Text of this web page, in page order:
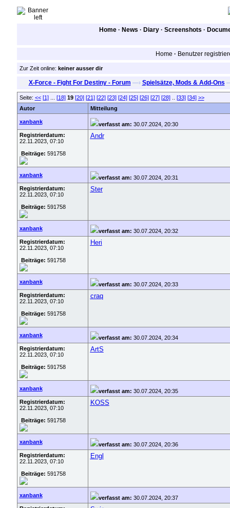
Home · News · Diary · Screenshots ·
Home · Benutzer
Zur Zeit online: keiner ausser dir
X-Force - Fight For Destiny - Forum —› Spielsätze, Mods & Add-Ons
Seite: << [1]... [18] 19 [20] [21] [22] [23] [24] [25] [26] [27] [28].. [33] [34] >>
Autor
Mitteilung
xanbank verfasst am: 30.07.2024, 20:30
Registrierdatum:
22.11.2023, 07:10
Beiträge: 591758
Andr
xanbank verfasst am: 30.07.2024, 20:31
Registrierdatum:
22.11.2023, 07:10
Beiträge: 591758
Ster
xanbank verfasst am: 30.07.2024, 20:32
Registrierdatum:
22.11.2023, 07:10
Beiträge: 591758
Heri
xanbank verfasst am: 30.07.2024, 20:33
Registrierdatum:
22.11.2023, 07:10
Beiträge: 591758
craq
xanbank verfasst am: 30.07.2024, 20:34
Registrierdatum:
22.11.2023, 07:10
Beiträge: 591758
ArtS
xanbank verfasst am: 30.07.2024, 20:35
Registrierdatum:
22.11.2023, 07:10
Beiträge: 591758
KOSS
xanbank verfasst am: 30.07.2024, 20:36
Registrierdatum:
22.11.2023, 07:10
Beiträge: 591758
Engl
xanbank verfasst am: 30.07.2024, 20:37